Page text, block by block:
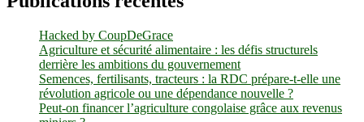
Hacked by CoupDeGrace
Agriculture et sécurité alimentaire : les défis structurels
derrière les ambitions du gouvernement
Semences, fertilisants, tracteurs : la RDC prépare-t-elle une
révolution agricole ou une dépendance nouvelle ?
Peut-on financer l’agriculture congolaise grâce aux revenus